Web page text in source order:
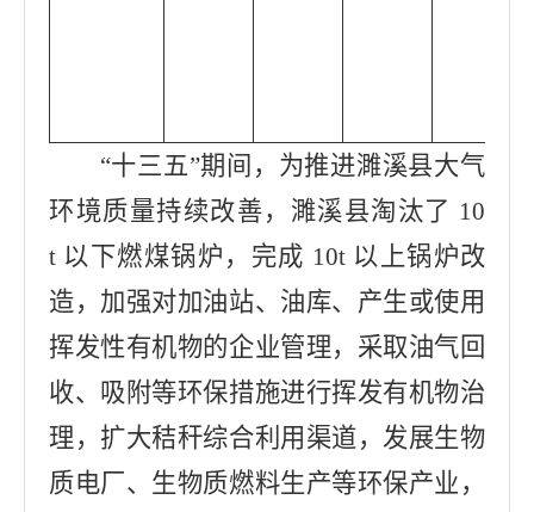
“十三五”期间，为推进濉溪县大气
环境质量持续改善，濉溪县淘汰了 10
t 以下燃煤锅炉，完成 10t 以上锅炉改
造，加强对加油站、 油库、产生或使用
挥发性有机物的企业管理，采取油气回
收、吸附等环保措施进行挥发有机物治
理，扩大秸秆综合利用渠道，发展生物
质电厂、生物质燃料生产等环保产业，